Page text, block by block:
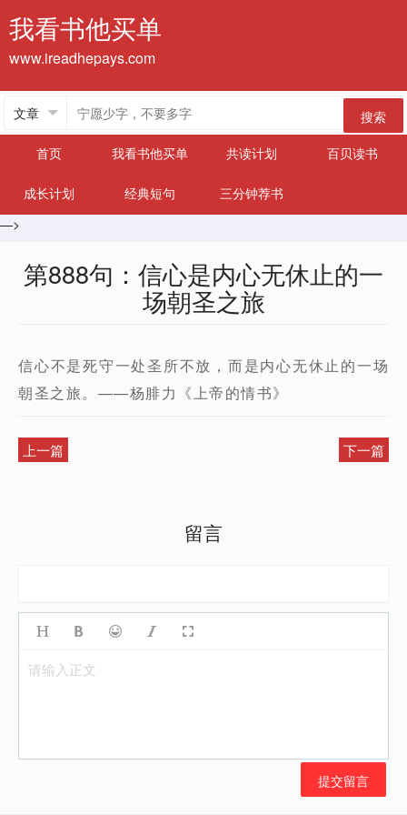
我看书他买单
www.ireadhepays.com
搜索
首页
我看书他买单 共读计划 百贝读书
成长计划 经典短句
三分钟荐书
—>
第888句：信心是内心无休止的一
场朝圣之旅
信心不是死守一处圣所不放，而是内心无休止的一场
朝圣之旅。——杨腓力《上帝的情书》
上一篇 下一篇
留言
请输入正文
提交留言